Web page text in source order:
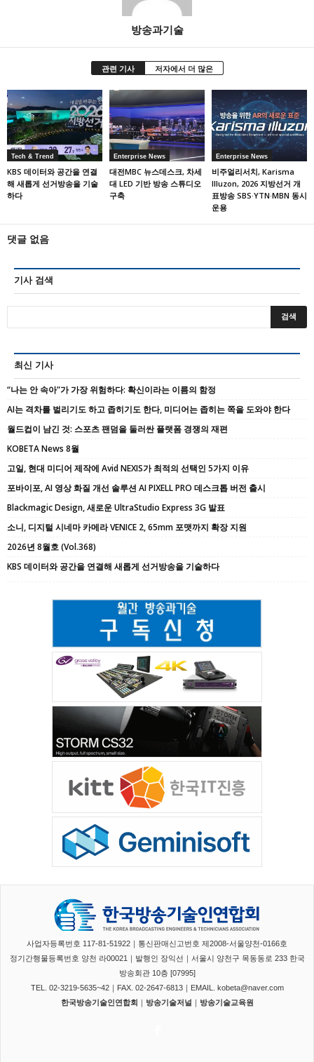
방송과기술
관련 기사 저자에서 더 많은
Tech & Trend
KBS 데이터와 공간을 연결
해 새롭게 선거방송을 기술
하다
Enterprise News
대전MBC 뉴스데스크, 차세
대 LED 기반 방송 스튜디오
구축
Enterprise News
비주얼리서치, Karisma
Illuzon, 2026 지방선거 개
표방송 SBS·YTN·MBN 동시
운용
댓글 없음
기사 검색
최신 기사
“나는 안 속아”가 가장 위험하다: 확신이라는 이름의 함정
AI는 격차를 벌리기도 하고 좁히기도 한다, 미디어는 좁히는 쪽을 도와야 한다
월드컵이 남긴 것: 스포츠 팬덤을 둘러싼 플랫폼 경쟁의 재편
KOBETA News 8월
고일, 현대 미디어 제작에 Avid NEXIS가 최적의 선택인 5가지 이유
포바이포, AI 영상 화질 개선 솔루션 AI PIXELL PRO 데스크톱 버전 출시
Blackmagic Design, 새로운 UltraStudio Express 3G 발표
소니, 디지털 시네마 카메라 VENICE 2, 65mm 포맷까지 확장 지원
2026년 8월호 (Vol.368)
KBS 데이터와 공간을 연결해 새롭게 선거방송을 기술하다
사업자등록번호 117-81-51922｜통신판매신고번호 제2008-서울양천-0166호
정기간행물등록번호 양천 라00021｜발행인 장익선｜서울시 양천구 목동동로 233 한국
방송회관 10층 [07995]
TEL. 02-3219-5635~42｜FAX. 02-2647-6813｜EMAIL. kobeta@naver.com
한국방송기술인연합회 ｜ 방송기술저널 ｜ 방송기술교육원